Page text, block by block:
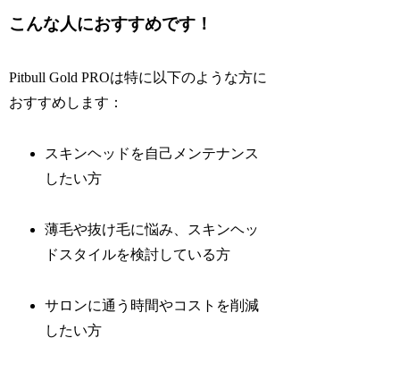
こんな人におすすめです！
Pitbull Gold PROは特に以下のような方に
おすすめします：
スキンヘッドを自己メンテナンス
したい方
薄毛や抜け毛に悩み、スキンヘッ
ドスタイルを検討している方
サロンに通う時間やコストを削減
したい方